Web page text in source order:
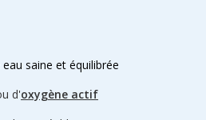
saine et équilibrée
d'oxygène actif